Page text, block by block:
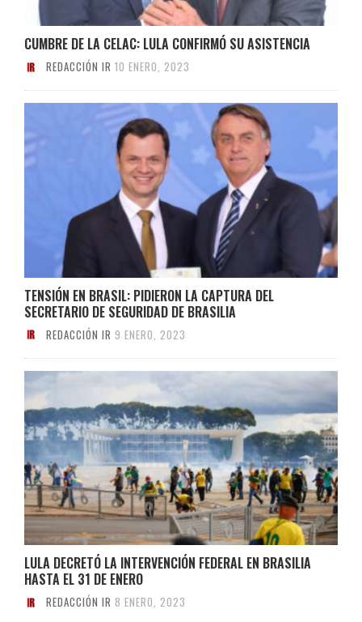
CUMBRE DE LA CELAC: LULA CONFIRMÓ SU ASISTENCIA
REDACCIÓN IR 10 ENERO, 2023
TENSIÓN EN BRASIL: PIDIERON LA CAPTURA DEL
SECRETARIO DE SEGURIDAD DE BRASILIA
REDACCIÓN IR 9 ENERO, 2023
LULA DECRETÓ LA INTERVENCIÓN FEDERAL EN BRASILIA
HASTA EL 31 DE ENERO
REDACCIÓN IR 8 ENERO, 2023